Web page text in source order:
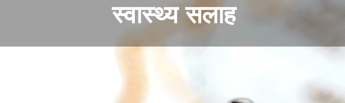
स्वास्थ्य सलाह